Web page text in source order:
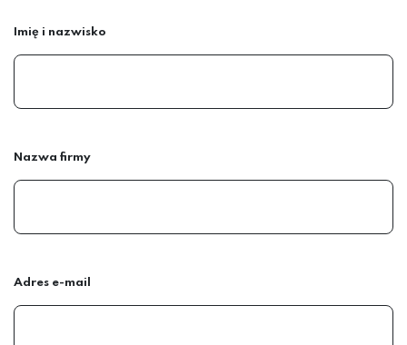
Imię i nazwisko
Nazwa firmy
Adres e-mail